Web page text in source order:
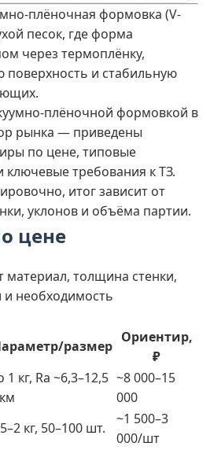
плёночная формовка (V-
песок, где форма
через термоплёнку,
поверхность и стабильную
плёночной формовкой в
рынка — приведены
по цене, типовые
требования к ТЗ.
итог зависит от
уклонов и объёма партии.
цене
материал, толщина стенки,
необходимость
размер
Ориентир,
₽
1 кг, Ra ~6,3–12,5 ~8 000–15
000
кг, 50–100 шт.
~1 500–3
000/шт